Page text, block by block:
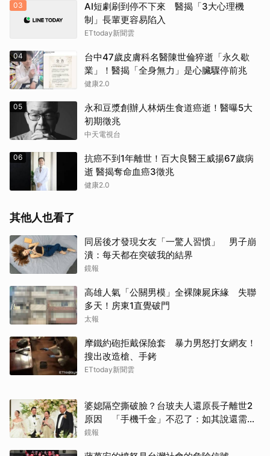
03
AI短劇刷到停不下來 醫揭「3大心理機
制」長輩更容易陷入
ETtoday新聞雲
04
台中47歲皮膚科名醫陳世倫猝逝「永久歇
業」！醫揭「全身無力」是心臟驟停前兆
健康2.0
05
永和豆漿創辦人林炳生食道癌逝！醫曝5大
初期徵兆
中天電視台
06
抗癌不到1年離世！百大良醫王威揚67歲病
逝 醫揭奪命血癌3徵兆
健康2.0
其他人也看了
同居後才發現女友「一驚人習慣」 男子崩
潰：每天都在突破我的結界
鏡報
高雄人氣「公關男模」全裸陳屍床緣 失聯
多天！房東1直覺破門
太報
摩鐵約砲拒戴保險套 暴力男怒打女網友！
搜出改造槍、手銬
ETtoday新聞雲
婆媳隔空撕破臉？台玻夫人還原長子離世2
原因 「手機千金」不忍了：如其說還需要
離開嗎？
鏡報
取消